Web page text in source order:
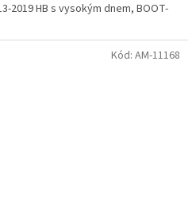
2019 HB s vysokým dnem, BOOT-
Kód: AM-11168